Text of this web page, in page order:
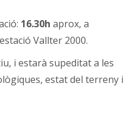
16.30h aprox, a
Vallter 2000.
i estarà supeditat a les
estat del terreny i